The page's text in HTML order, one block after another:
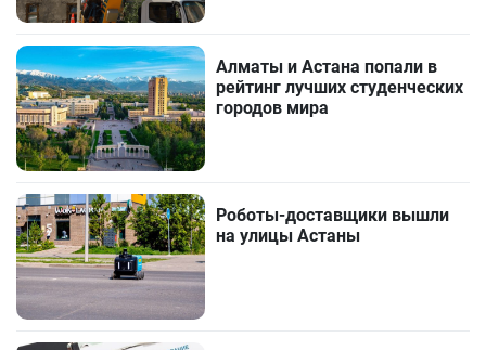
Алматы и Астана попали в
рейтинг лучших студенческих
городов мира
Роботы-доставщики вышли
на улицы Астаны